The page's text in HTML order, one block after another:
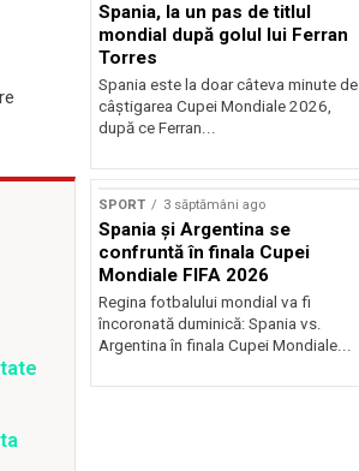
Spania, la un pas de titlul
mondial după golul lui Ferran
Torres
Spania este la doar câteva minute de
câștigarea Cupei Mondiale 2026,
după ce Ferran...
SPORT 3 săptămâni ago
Spania și Argentina se
confruntă în finala Cupei
Mondiale FIFA 2026
Regina fotbalului mondial va fi
încoronată duminică: Spania vs.
Argentina în finala Cupei Mondiale...